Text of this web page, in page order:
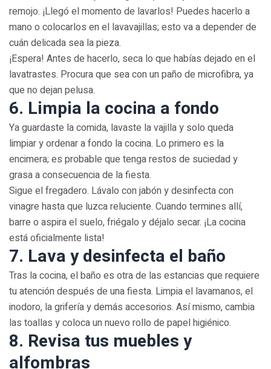
remojo. ¡Llegó el momento de lavarlos! Puedes hacerlo a
mano o colocarlos en el lavavajillas; esto va a depender de
cuán delicada sea la pieza.
¡Espera! Antes de hacerlo, seca lo que habías dejado en el
lavatrastes. Procura que sea con un paño de microfibra, ya
que no dejan pelusa.
6. Limpia la cocina a fondo
Ya guardaste la comida, lavaste la vajilla y solo queda
limpiar y ordenar a fondo la cocina. Lo primero es la
encimera; es probable que tenga restos de suciedad y
grasa a consecuencia de la fiesta.
Sigue el fregadero. Lávalo con jabón y desinfecta con
vinagre hasta que luzca reluciente. Cuando termines allí,
barre o aspira el suelo, friégalo y déjalo secar. ¡La cocina
está oficialmente lista!
7. Lava y desinfecta el baño
Tras la cocina, el baño es otra de las estancias que requiere
tu atención después de una fiesta. Limpia el lavamanos, el
inodoro, la grifería y demás accesorios. Así mismo, cambia
las toallas y coloca un nuevo rollo de papel higiénico.
8. Revisa tus muebles y
alfombras